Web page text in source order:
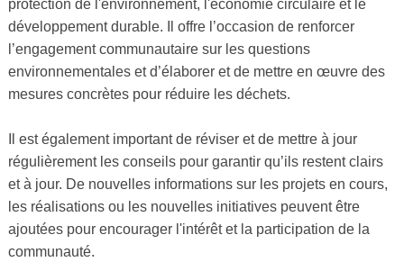
protection de l'environnement, l'économie circulaire et le
développement durable. Il offre l’occasion de renforcer
l’engagement communautaire sur les questions
environnementales et d’élaborer et de mettre en œuvre des
mesures concrètes pour réduire les déchets.
Il est également important de réviser et de mettre à jour
régulièrement les conseils pour garantir qu’ils restent clairs
et à jour. De nouvelles informations sur les projets en cours,
les réalisations ou les nouvelles initiatives peuvent être
ajoutées pour encourager l'intérêt et la participation de la
communauté.